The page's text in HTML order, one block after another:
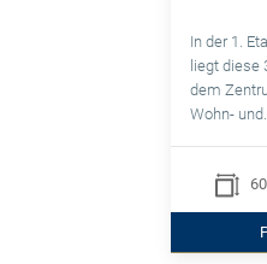
In der 1.
liegt diese
dem
Wohn- und...